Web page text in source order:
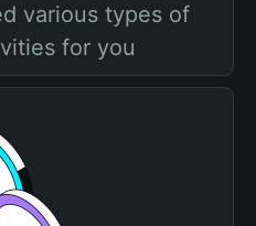
various types of
for you